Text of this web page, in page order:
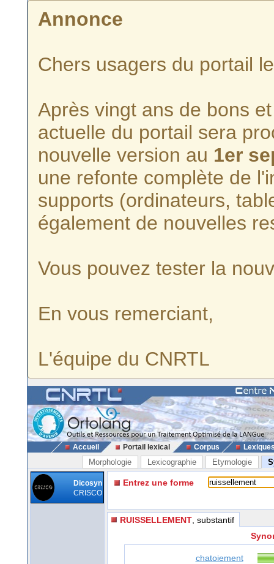
Annonce
Chers usagers du portail
Après vingt ans de bons
actuelle du portail sera
nouvelle version au 1er
une refonte complète de
supports (ordinateurs,
également de nouvelles
Vous pouvez tester la
En vous remerciant,
L'équipe du CNRTL
Accueil Portail lexical Corpus
Morphologie Lexicographie Etymologie
Dicosyn
CRISCO
Entrez une forme
RUISSELLEMENT , substantif
chatoiement